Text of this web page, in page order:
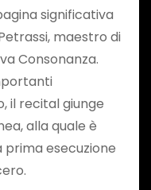
significativa
maestro di
Consonanza.
il recital giunge
alla quale è
esecuzione